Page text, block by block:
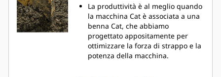
La produttività è al meglio quando
la macchina Cat è associata a una
benna Cat, che abbiamo
progettato appositamente per
ottimizzare la forza di strappo e la
potenza della macchina.